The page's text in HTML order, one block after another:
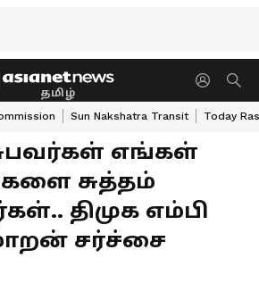
தமிழ்
Sun Nakshatra Transit Today
எங்கள்
சுத்தம்
திமுக எம்பி
சர்ச்சை